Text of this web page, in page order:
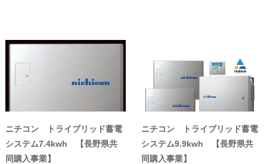
ニチコン トライブリッド蓄電
システム7.4kwh 【長野県共
同購入事業】
ニチコン トライブリッド蓄電
システム9.9kwh 【長野県共
同購入事業】